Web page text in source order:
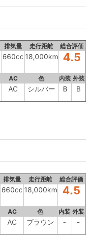
排気量 走行距離 総合評価
660cc 18,000km 4.5
AC 色 内装 外装
AC シルバー B B
排気量 走行距離 総合評価
660cc 18,000km 4.5
AC 色 内装 外装
AC ブラウン - -